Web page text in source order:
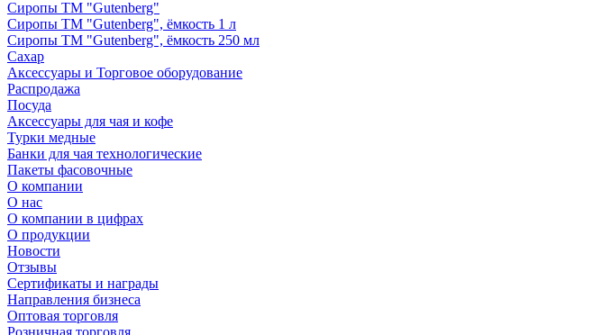
Сиропы ТМ "Gutenberg"
Сиропы ТМ "Gutenberg", ёмкость 1 л
Сиропы ТМ "Gutenberg", ёмкость 250 мл
Сахар
Аксессуары и Торговое оборудование
Распродажа
Посуда
Аксессуары для чая и кофе
Турки медные
Банки для чая технологические
Пакеты фасовочные
О компании
О нас
О компании в цифрах
О продукции
Новости
Отзывы
Сертификаты и награды
Направления бизнеса
Оптовая торговля
Розничная торговля